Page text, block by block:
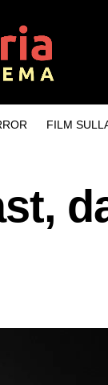
FILM